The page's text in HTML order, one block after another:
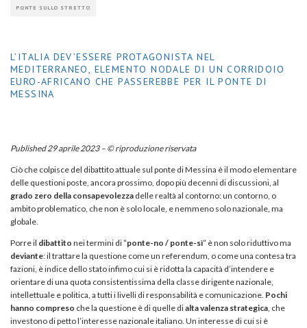
PONTE SULLO STRETTO
L’ITALIA DEV’ESSERE PROTAGONISTA NEL
MEDITERRANEO, ELEMENTO NODALE DI UN CORRIDOIO
EURO-AFRICANO CHE PASSEREBBE PER IL PONTE DI
MESSINA
Published 29 aprile 2023 – © riproduzione riservata
Ciò che colpisce del dibattito attuale sul ponte di Messina è il modo elementare
delle questioni poste, ancora prossimo, dopo più decenni di discussioni, al
grado zero della consapevolezza delle realtà al contorno: un contorno, o
ambito problematico, che non è solo locale, e nemmeno solo nazionale, ma
globale.
Porre il dibattito nei termini di “ponte-no / ponte-sì” è non solo riduttivo ma
deviante: il trattare la questione come un referendum, o come una contesa tra
fazioni, è indice dello stato infimo cui si è ridotta la capacità d’intendere e
orientare di una quota consistentissima della classe dirigente nazionale,
intellettuale e politica, a tutti i livelli di responsabilità e comunicazione. Pochi
hanno compreso che la questione è di quelle dialta valenza strategica, che
investono di petto l’interesse nazionale italiano. Un interesse di cui si è